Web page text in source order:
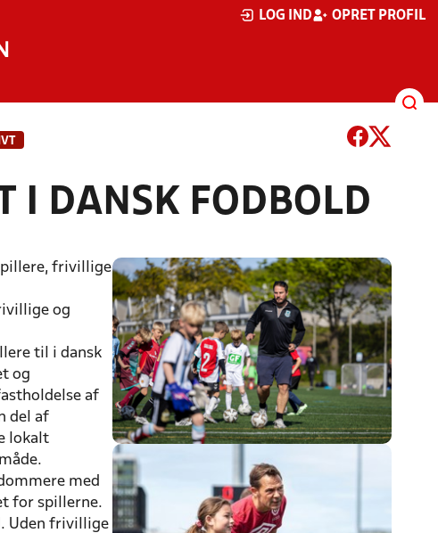
LOG IND OPRET PROFIL
I DANSK FODBOLD
frivillige
og
til i dansk
og
af
del af
lokalt
med
for spillerne.
Uden frivillige